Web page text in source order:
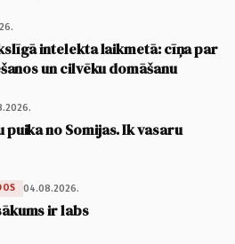
intelekta laikmetā: cīņa par
un cilvēku domāšanu
puika no Somijas. Ik vasaru
04.08.2026.
ir labs